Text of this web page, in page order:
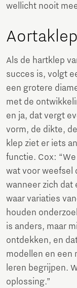
wellicht nooit
Aortaklep
Als de hartklep
succes is, volgt
een grotere
met de
en ja, dat vergt
vorm, de dikte,
klep ziet er iets
functie. Cox:
wat voor weefsel
wanneer zich dat
waar variaties
houden
is anders, maar
ontdekken, en
modellen en een
leren begrijpen.
oplossing.”